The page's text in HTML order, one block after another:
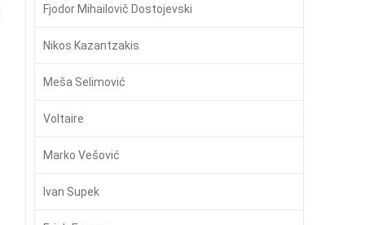
Fjodor Mihailovič Dostojevski
Nikos Kazantzakis
Meša Selimović
Voltaire
Marko Vešović
Ivan Supek